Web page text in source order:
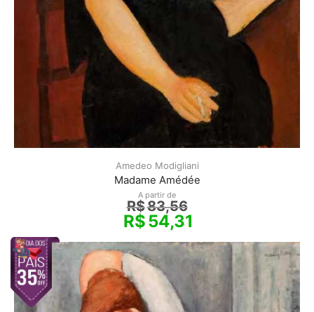
Amedeo Modigliani
Madame Amédée
A partir de
R$83,56
R$54,31